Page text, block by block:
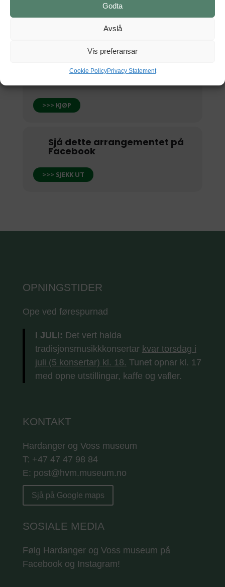
Godta
Avslå
Vis preferansar
Cookie PolicyPrivacy Statement
GET DIRECTIONS
Billettsal på nett, restbillettar
>>> KJØP
Sjå dette arrangementet på
Facebook
>>> SJEKK UT
OPNINGSTIDER
Ope ved førespurnad
I JULI: Det vert halda
tradisjonsmusikkkonsertar kvar torsdag i
juli (5 konsertar) kl. 18. Tunet opnar kl. 17
med opne utstillingar, kaffe og vafler.
KONTAKT
Hardanger og Voss museum
T: +47 47 47 98 84
E: post@hvm.museum.no
Sjå på Google maps
SOSIALE MEDIA
Følg Hardanger og Voss museum på
Facebook og Instagram!